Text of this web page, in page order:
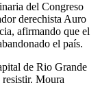
del Congreso
derechista Auro
afirmando que el
el país.
de Rio Grande
Moura